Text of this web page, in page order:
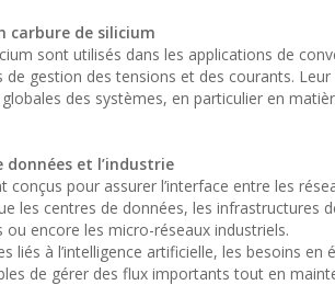
carbure de silicium
sont utilisés dans les applications de
gestion des tensions et des courants.
des systèmes, en particulier en
et l’industrie
pour assurer l’interface entre les
les centres de données, les infrastructures
ou encore les micro-réseaux industriels.
liés à l’intelligence artificielle, les besoins
de gérer des flux importants tout en